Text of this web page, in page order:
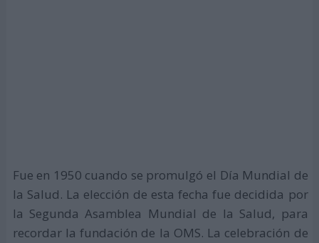
Fue en 1950 cuando se promulgó el Día Mundial de
la Salud. La elección de esta fecha fue decidida por
la Segunda Asamblea Mundial de la Salud, para
recordar la fundación de la OMS. La celebración de